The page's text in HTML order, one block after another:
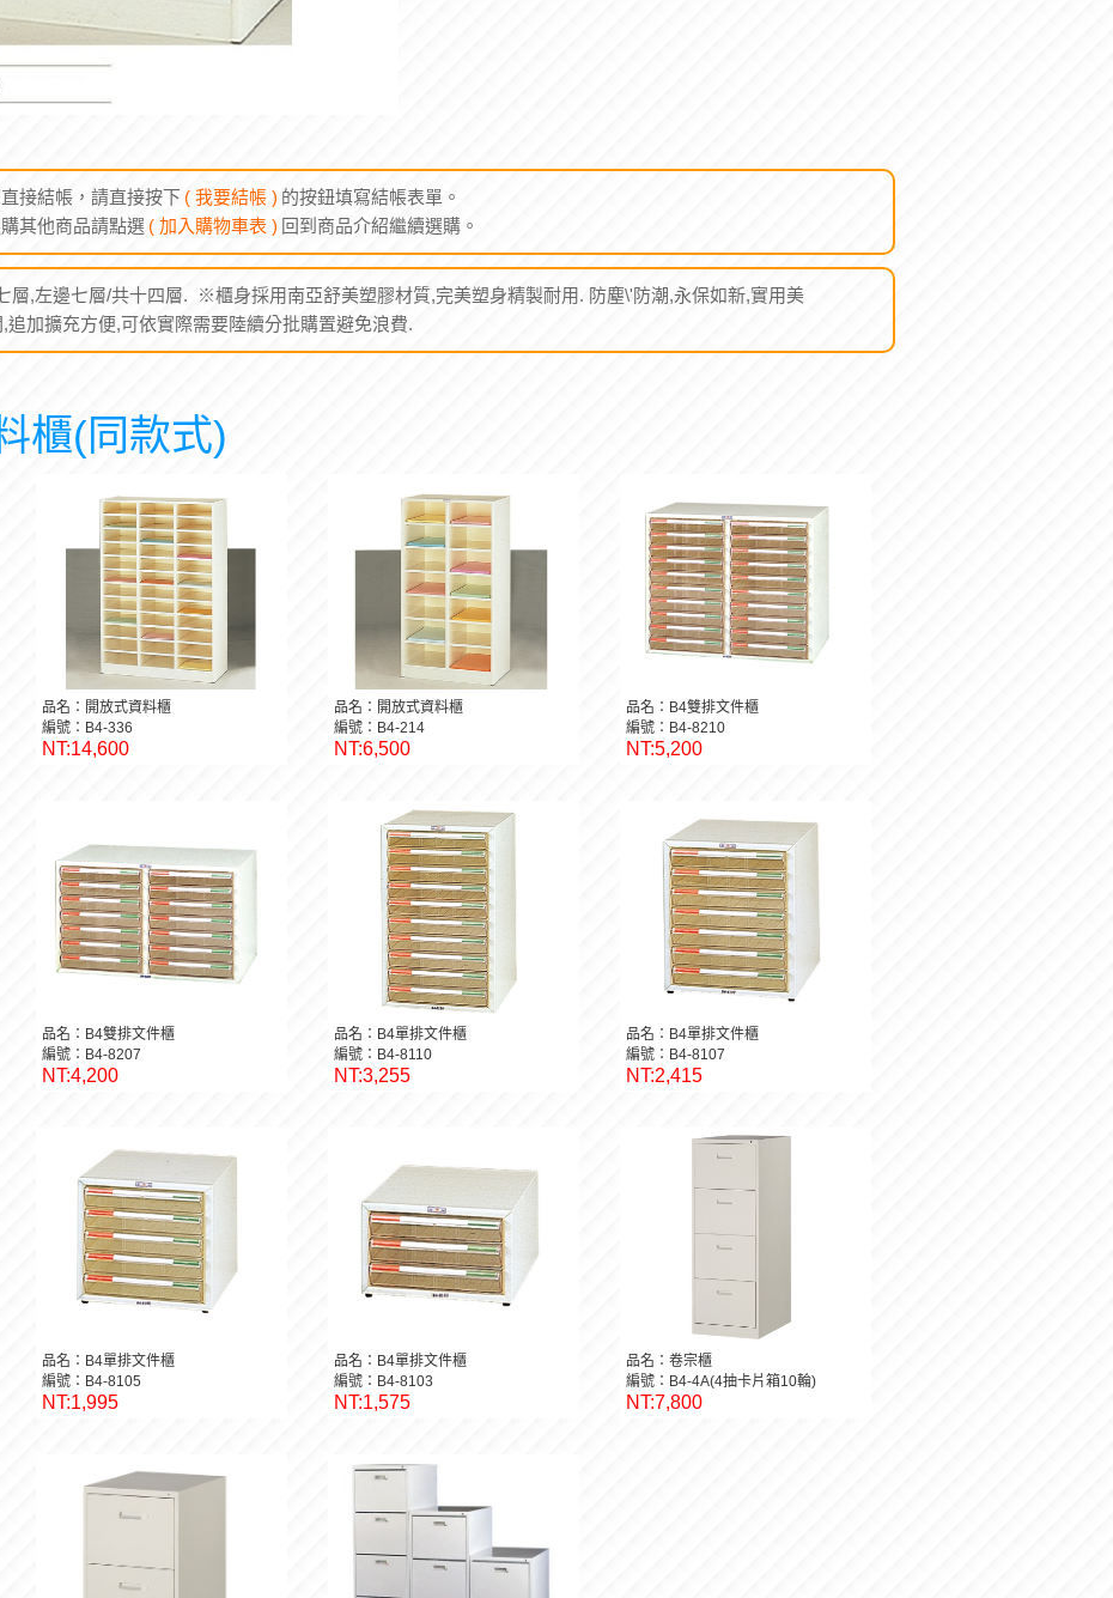
接結帳，請直接按下 ( 我要結帳 ) 的按鈕填寫結帳表單。
其他商品請點選 ( 加入購物車表 ) 回到商品介紹繼續選購。
層,左邊七層/共十四層. ※櫃身採用南亞舒美塑膠材質,完美塑身精製耐用. 防塵\'防潮,永保如新,實用美
追加擴充方便,可依實際需要陸續分批購置避免浪費.
櫃(同款式)
品名：開放式資料櫃
編號：B4-336
NT:14,600
品名：開放式資料櫃
編號：B4-214
NT:6,500
品名：B4雙排文件櫃
編號：B4-8210
NT:5,200
品名：B4雙排文件櫃
編號：B4-8207
NT:4,200
品名：B4單排文件櫃
編號：B4-8110
NT:3,255
品名：B4單排文件櫃
編號：B4-8107
NT:2,415
品名：B4單排文件櫃
編號：B4-8105
NT:1,995
品名：B4單排文件櫃
編號：B4-8103
NT:1,575
品名：卷宗櫃
編號：B4-4A(4抽卡片箱10輪)
NT:7,800